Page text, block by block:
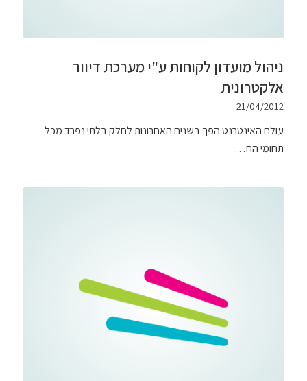
ניהול מועדון לקוחות ע"י מערכת דיוור
אלקטרונית
21/04/2012
עולם האינטרנט הפך בשנים האחרונות לחלק בלתי נפרד מכל
תחומי הח…